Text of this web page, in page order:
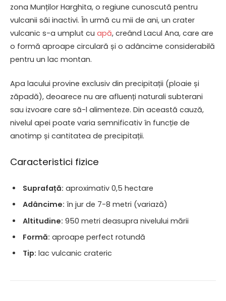
zona Munților Harghita, o regiune cunoscută pentru
vulcanii săi inactivi. În urmă cu mii de ani, un crater
vulcanic s-a umplut cu apă, creând Lacul Ana, care are
o formă aproape circulară și o adâncime considerabilă
pentru un lac montan.
Apa lacului provine exclusiv din precipitații (ploaie și
zăpadă), deoarece nu are afluenți naturali subterani
sau izvoare care să-l alimenteze. Din această cauză,
nivelul apei poate varia semnificativ în funcție de
anotimp și cantitatea de precipitații.
Caracteristici fizice
Suprafață: aproximativ 0,5 hectare
Adâncime: în jur de 7-8 metri (variază)
Altitudine: 950 metri deasupra nivelului mării
Formă: aproape perfect rotundă
Tip: lac vulcanic crateric